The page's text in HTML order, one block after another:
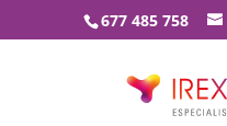
677 485 758